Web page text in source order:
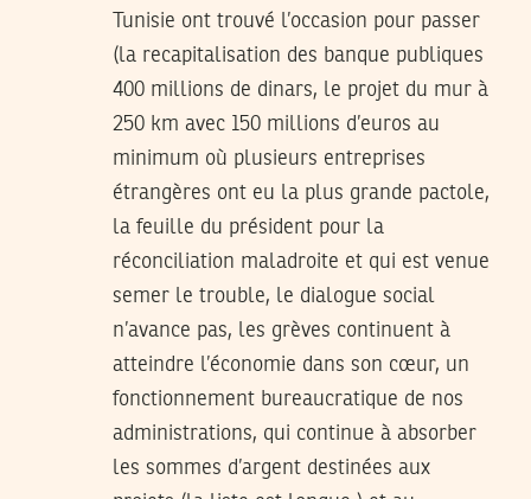
Tunisie ont trouvé l’occasion pour passer
(la recapitalisation des banque publiques
400 millions de dinars, le projet du mur à
250 km avec 150 millions d’euros au
minimum où plusieurs entreprises
étrangères ont eu la plus grande pactole,
la feuille du président pour la
réconciliation maladroite et qui est venue
semer le trouble, le dialogue social
n’avance pas, les grèves continuent à
atteindre l’économie dans son cœur, un
fonctionnement bureaucratique de nos
administrations, qui continue à absorber
les sommes d’argent destinées aux